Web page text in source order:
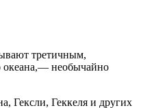
третичным,
океана,— необычайно
Гексли, Геккеля и других